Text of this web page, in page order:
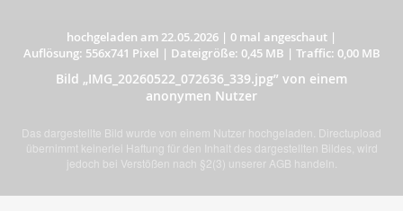
hochgeladen am 22.05.2026 | 0 mal angeschaut |
Auflösung: 556x741 Pixel | Dateigröße: 0,45 MB | Traffic: 0,00 MB
Bild „IMG_20260522_072636_339.jpg” von einem
anonymen Nutzer
Das dargestellte Bild wurde von einem Nutzer hochgeladen. Directupload
übernimmt keinerlei Haftung für den Inhalt des dargestellten Bildes, wird
jedoch bei Verstößen nach §2(3) unserer AGB handeln.